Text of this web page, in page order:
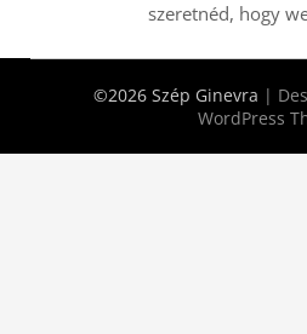
szeretnéd, hogy
©2026 Szép Ginevra |
WordPress